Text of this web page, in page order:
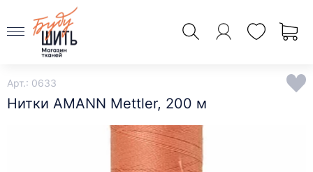
Арт.: 0633
Нитки AMANN Mettler, 200 м